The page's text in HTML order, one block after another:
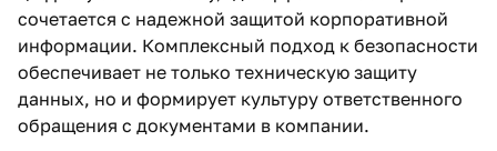
сочетается с надежной защитой корпоративной
информации. Комплексный подход к безопасности
обеспечивает не только техническую защиту
данных, но и формирует культуру ответственного
обращения с документами в компании.